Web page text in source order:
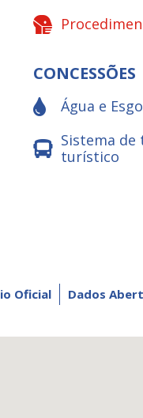
CONCESSÕES
Água e
Sistema
turístico
Oficial Dados